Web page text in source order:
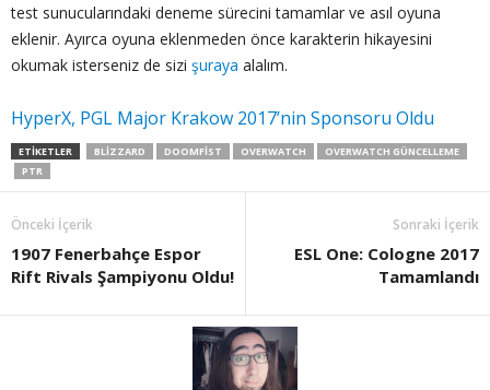
test sunucularındaki deneme sürecini tamamlar ve asıl oyuna
eklenir. Ayırca oyuna eklenmeden önce karakterin hikayesini
okumak isterseniz de sizi şuraya alalım.
HyperX, PGL Major Krakow 2017’nin Sponsoru Oldu
ETIKETLER BLIZZARD DOOMFIST OVERWATCH
OVERWATCH GÜNCELLEME
PTR
Önceki İçerik
1907 Fenerbahçe Espor
Rift Rivals Şampiyonu Oldu!
Sonraki İçerik
ESL One: Cologne 2017
Tamamlandı